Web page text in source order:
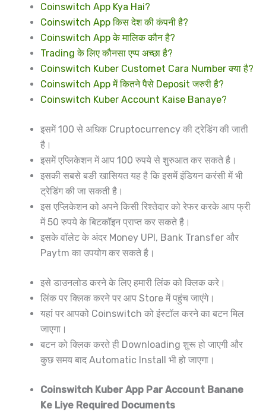
Coinswitch App Kya Hai?
Coinswitch App किस देश की कंपनी है?
Coinswitch App के मालिक कौन है?
Trading के लिए कौनसा एप्प अच्छा है?
Coinswitch Kuber Customet Cara Number क्या है?
Coinswitch App में कितने पैसे Deposit जरुरी है?
Coinswitch Kuber Account Kaise Banaye?
इसमें 100 से अधिक Cruptocurrency की ट्रेडिंग की जाती
है।
इसमें एप्लिकेशन में आप 100 रुपये से शुरुआत कर सकते है।
इसकी सबसे बङी खासियत यह है कि इसमें इंडियन करंसी में भी
ट्रेडिंग की जा सकती है।
इस एप्लिकेशन को अपने किसी रिश्तेदार को रेफर करके आप फ्री
में 50 रुपये के बिटकॉइन प्राप्त कर सकते है।
इसके वॉलेट के अंदर Money UPI, Bank Transfer और
Paytm का उपयोग कर सकते है।
इसे डाउनलोड करने के लिए हमारी लिंक को क्लिक करे।
लिंक पर क्लिक करने पर आप Store में पहुंच जाएंगे।
यहां पर आपको Coinswitch को इंस्टॉल करने का बटन मिल
जाएगा।
बटन को क्लिक करते ही Downloading शुरू हो जाएगी और
कुछ समय बाद Automatic Install भी हो जाएगा।
Coinswitch Kuber App Par Account Banane
Ke Liye Required Documents